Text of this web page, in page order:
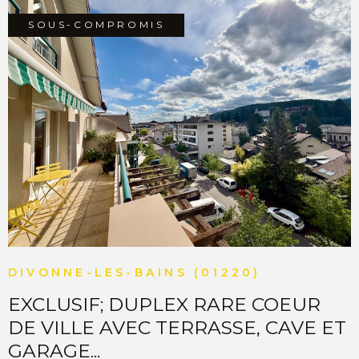
01220, vente achat appartement Divonne les Bains
01220 "Les informations sur les risques auxquels ce bien
est exposé sont disponibles sur le site Géorisques
http://www:georisques.gouv.fr"
DIVONNE-LES-BAINS (01220)
EXCLUSIF; DUPLEX RARE COEUR
DE VILLE AVEC TERRASSE, CAVE ET
GARAGE...
SOUS-COMPROMIS
VOIR LE BIEN